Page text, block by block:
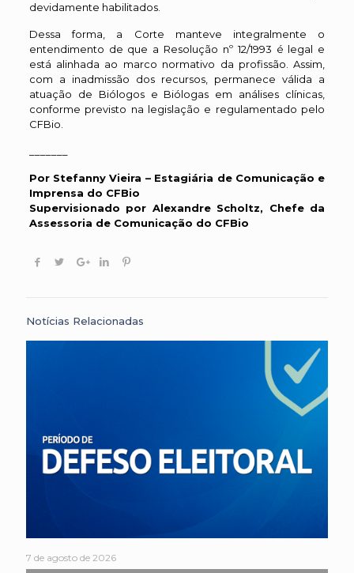
devidamente habilitados.
Dessa forma, a Corte manteve integralmente o
entendimento de que a Resolução nº 12/1993 é legal e
está alinhada ao marco normativo da profissão. Assim,
com a inadmissão dos recursos, permanece válida a
atuação de Biólogos e Biólogas em análises clínicas,
conforme previsto na legislação e regulamentado pelo
CFBio.
Por Stefanny Vieira – Estagiária de Comunicação e
Imprensa do CFBio
Supervisionado por Alexandre Scholtz, Chefe da
Assessoria de Comunicação do CFBio
Notícias Relacionadas
7 de agosto de 2026